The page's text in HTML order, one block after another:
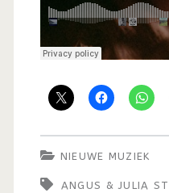
NIEUWE MUZIEK
ANGUS & JULIA